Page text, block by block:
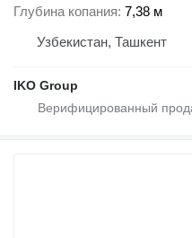
Глубина копания 7,38 м
Узбекистан, Ташкент
IKO Group